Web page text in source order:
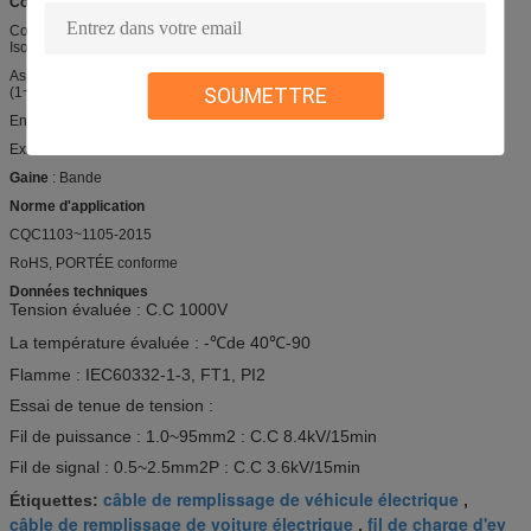
SOUMETTRE
Conducteur : échoué, étamé ou découvrez le cuivre
Isolation : Élastomère thermoplastique
Assemblée : 10~95 (2cores) +Drain wire+4~6 (2cores) +0.5~2.5 (P)
(1~12cores)
Enveloppe non-tissée
Examiné : tresse de cuivre nue ou bidon
Gaine : Bande
Norme d'application
CQC1103~1105-2015
RoHS, PORTÉE conforme
Données techniques
Tension évaluée : C.C 1000V
La température évaluée : -℃de 40℃-90
Flamme : IEC60332-1-3, FT1, PI2
Essai de tenue de tension :
Fil de puissance : 1.0~95mm2 : C.C 8.4kV/15min
Fil de signal : 0.5~2.5mm2P : C.C 3.6kV/15min
Étiquettes: câble de remplissage de véhicule électrique ,
câble de remplissage de voiture électrique , fil de charge d'ev